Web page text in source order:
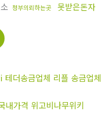
청부의뢰하는곳
못받은돈자
더송금업체 리플 송금업체
가격 위고비나무위키